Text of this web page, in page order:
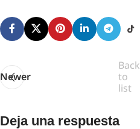
Newer
Back
to
list
Deja una respuesta